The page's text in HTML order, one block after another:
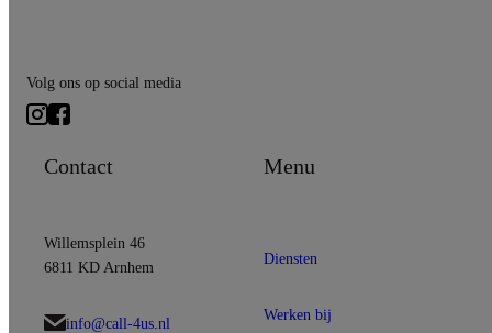
Volg ons op social media
Contact
Willemsplein 46
6811 KD Arnhem
info@call-4us.nl
Menu
Diensten
Werken bij